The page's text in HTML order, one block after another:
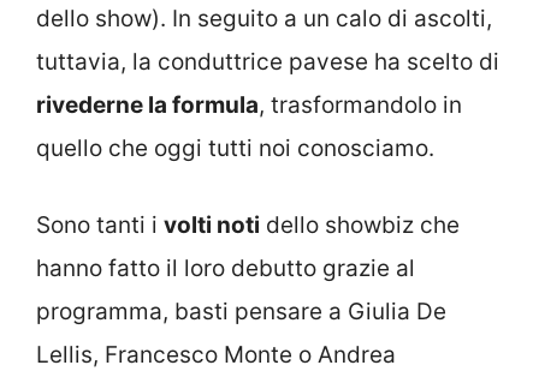
dello show). In seguito a un calo di ascolti,
tuttavia, la conduttrice pavese ha scelto di
rivederne la formula, trasformandolo in
quello che oggi tutti noi conosciamo.
Sono tanti i volti noti dello showbiz che
hanno fatto il loro debutto grazie al
programma, basti pensare a Giulia De
Lellis, Francesco Monte o Andrea